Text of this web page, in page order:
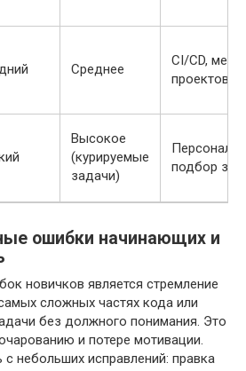
Среднее
CI/CD,
проектов
Высокое
(курируемые
задачи)
подбор
ошибки начинающих и
новичков является стремление
сложных частях кода или
без должного понимания. Это
и потере мотивации.
с небольших исправлений: правка